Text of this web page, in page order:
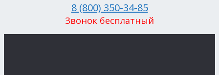
8 (800) 350-34-85
Звонок бесплатный